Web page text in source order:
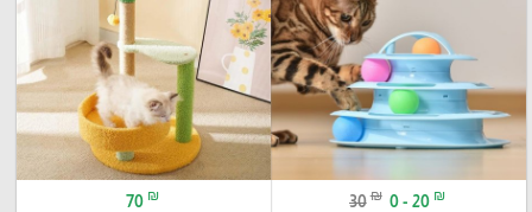
30 ₪ 0 - 20 ₪
70 ₪